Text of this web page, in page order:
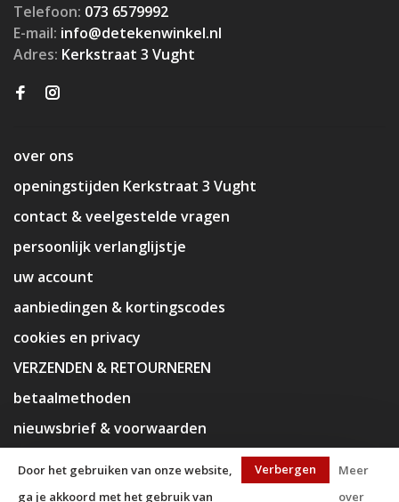
Telefoon: 073 6579992
E-mail: info@detekenwinkel.nl
Adres: Kerkstraat 3 Vught
over ons
openingstijden Kerkstraat 3 Vught
contact & veelgestelde vragen
persoonlijk verlanglijstje
uw account
aanbiedingen & kortingscodes
cookies en privacy
VERZENDEN & RETOURNEREN
betaalmethoden
nieuwsbrief & voorwaarden
Door het gebruiken van onze website,
ga je akkoord met het gebruik van
Verbergen
Meer
over